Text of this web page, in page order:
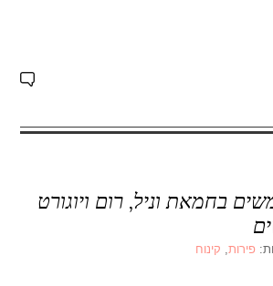
בחמאת וניל, רום ויוגורט
פירות, קינוח